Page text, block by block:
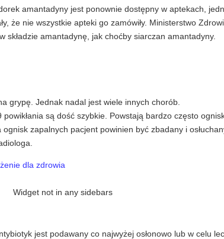
amantadyny jest ponownie dostępny w aptekach,
że nie wszystkie apteki go zamówiły. Ministerstwo
składzie amantadynę, jak choćby siarczan amantadyny.
grypę. Jednak nadal jest wiele innych chorób.
są dość szybkie. Powstają bardzo często
zapalnych pacjent powinien być zbadany i
dla zdrowia
Widget not in any sidebars
jest podawany co najwyżej osłonowo lub w celu